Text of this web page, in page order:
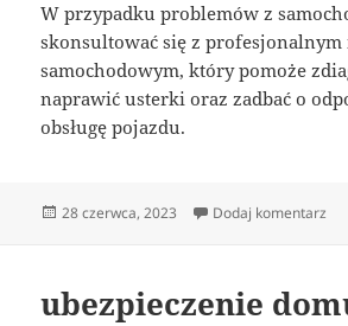
W przypadku problemów z
skonsultować się z
samochodowym, który pomoże
naprawić usterki oraz zadbać o
obsługę pojazdu.
Data
28 czerwca, 2023 Dodaj komentarz
ubezpieczenie